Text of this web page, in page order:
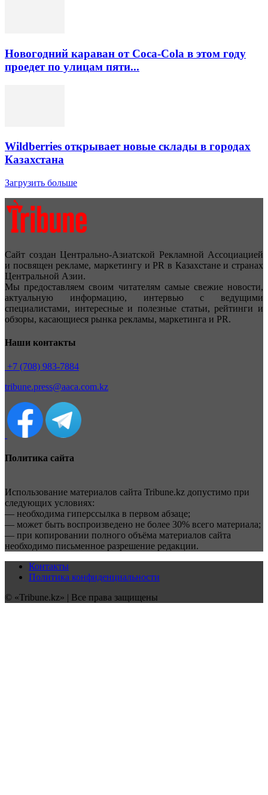
Новогодний караван от Coca-Cola в этом году
проедет по улицам пяти...
Wildberries открывает новые склады в городах
Казахстана
Загрузить больше
Сайт создан Центрально-Азиатской Рекламной Ассоциацией
и посвящен рекламе, маркетингу и PR в Казахстане и странах
Центральной Азии.
Мы предоставляем своим читателям самые свежие новости,
актуальную информацию, интервью с ведущими
специалистами, интересные и полезные статьи, рейтинги и
обзоры, касающиеся рынка рекламы, маркетинга и PR.
Наши контакты
+7 (708) 983-7884
tribune.press@aaca.com.kz
Политика сайта
Использование материалов сайта Tribune.kz допустимо при
следующих условиях:
— необходима гиперссылка в первом абзаце;
— может быть воспроизведено не более 30% всего материала;
— при копировании полного объёма материалов сайта
необходимо письменное разрешение редакции.
Контакты
Политика конфиденциальности
© «Tribune.kz» | Все права защищены